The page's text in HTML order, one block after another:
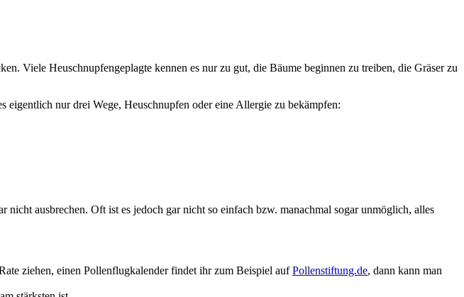
Viele Heuschnupfengeplagte kennen es nur zu gut, die Bäume beginnen zu treiben, die Gräser zu
eigentlich nur drei Wege, Heuschnupfen oder eine Allergie zu bekämpfen:
ausbrechen. Oft ist es jedoch gar nicht so einfach bzw. manachmal sogar unmöglich, alles
ziehen, einen Pollenflugkalender findet ihr zum Beispiel aufPollenstiftung.de, dann kann man